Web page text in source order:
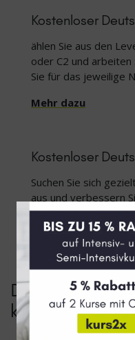
Kostenloser
ählen Sie aus den
oder C2 und arbeiten
Sie für das jeweilige
Mehr dazu
Kostenloser
Suchen Sie sich
aus und verbessern
Bereich.
Mehr dazu
Die
kostenlosen